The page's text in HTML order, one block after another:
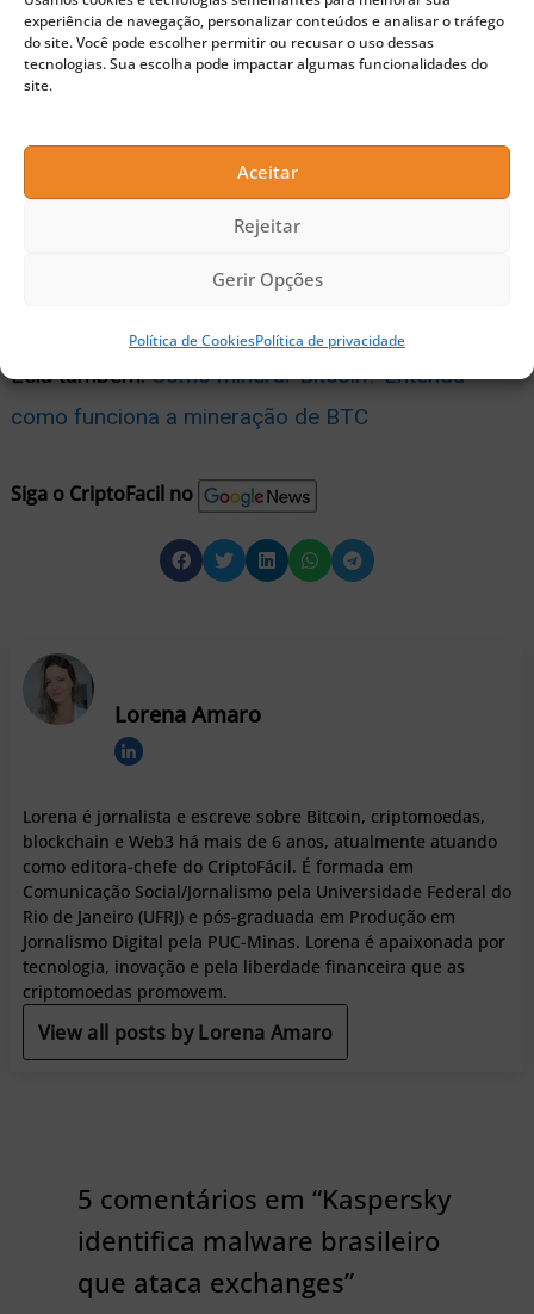
experiência de navegação, personalizar conteúdos e analisar o tráfego
do site. Você pode escolher permitir ou recusar o uso dessas
tecnologias. Sua escolha pode impactar algumas funcionalidades do
site.
Aceitar
Rejeitar
Gerir Opções
Política de CookiesPolítica de privacidade
global.
Leia também:
causará colapso de 8 altcoins
Leia também:Como minerar Bitcoin? Entenda
como funciona a mineração de BTC
Siga o CriptoFacil no
Lorena Amaro
Lorena é jornalista e escreve sobre Bitcoin, criptomoedas,
blockchain e Web3 há mais de 6 anos, atualmente atuando
como editora-chefe do CriptoFácil. É formada em
Comunicação Social/Jornalismo pela Universidade Federal do
Rio de Janeiro (UFRJ) e pós-graduada em Produção em
Jornalismo Digital pela PUC-Minas. Lorena é apaixonada por
tecnologia, inovação e pela liberdade financeira que as
criptomoedas promovem.
View all posts by Lorena Amaro
5 comentários em “Kaspersky
identifica malware brasileiro
que ataca exchanges”